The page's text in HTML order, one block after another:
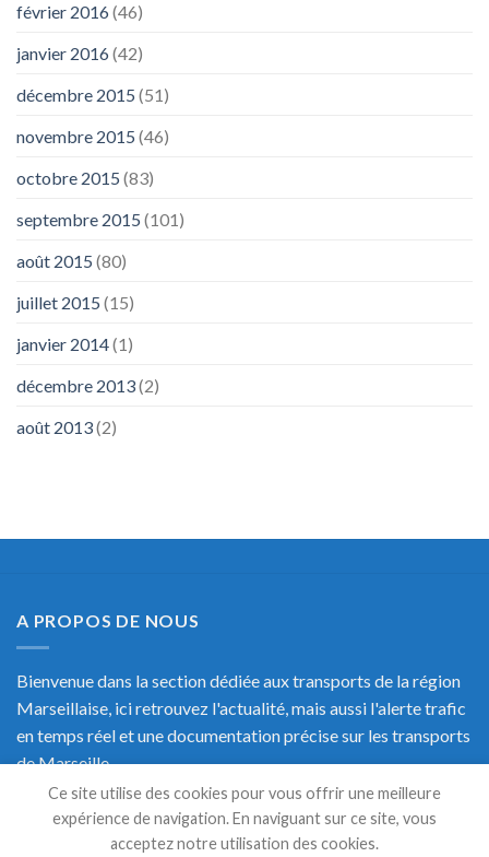
février 2016(46)
janvier 2016(42)
décembre 2015 (51)
novembre 2015 (46)
octobre 2015 (83)
septembre 2015 (101)
août 2015 (80)
juillet 2015 (15)
janvier 2014(1)
décembre 2013(2)
août 2013(2)
A PROPOS DE NOUS
Bienvenue dans la section dédiée aux transports de la région
Marseillaise, ici retrouvez l'actualité, mais aussi l'alerte trafic
en temps réel et une documentation précise sur les transports
de Marseille.
Ce site utilise des cookies pour vous offrir une meilleure
expérience de navigation. En naviguant sur ce site, vous
acceptez notre utilisation des cookies.